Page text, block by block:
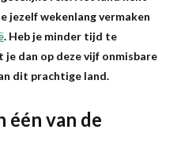
jezelf wekenlang vermaken
. Heb je minder tijd te
je dan op deze vijf onmisbare
dit prachtige land.
één van de